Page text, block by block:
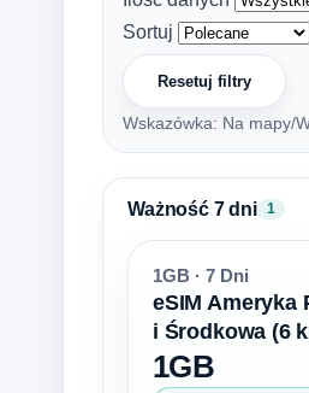
Sortuj
Resetuj filtry
Wskazówka: Na mapy/
Ważność 7 dni 1
1GB · 7 Dni
eSIM Ameryka
i Środkowa (6
1GB